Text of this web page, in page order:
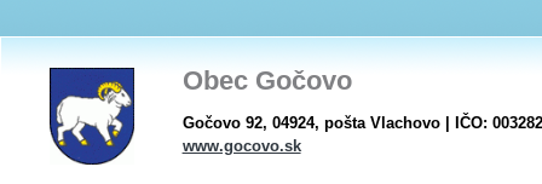
Obec Gočovo
Gočovo 92, 04924, pošta Vlachovo | IČO:
www.gocovo.sk